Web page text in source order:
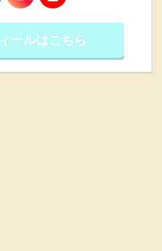
ールはこちら